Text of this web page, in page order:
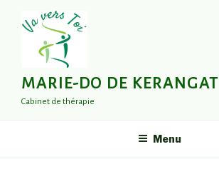
MARIE-DO DE KERANGAT
Cabinet de thérapie
Menu